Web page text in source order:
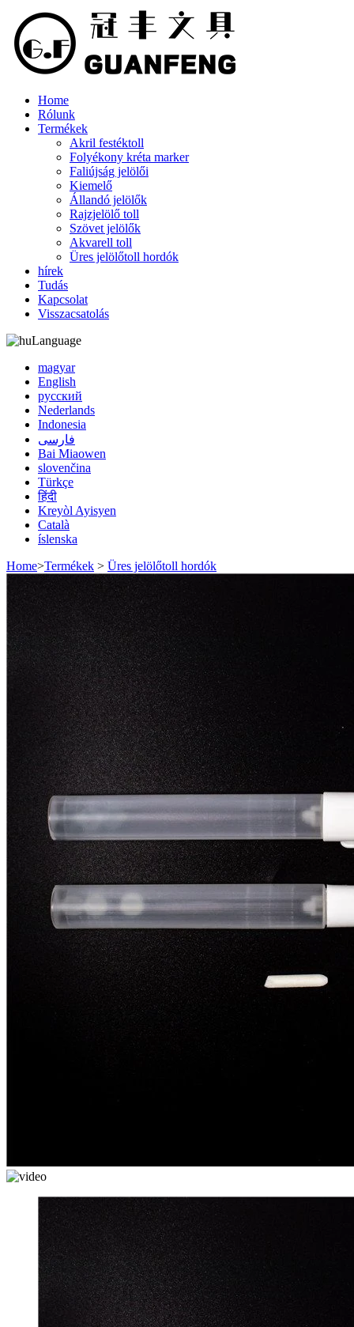
Home
Rólunk
Termékek
Akril festéktoll
Folyékony kréta marker
Faliújság jelölői
Kiemelő
Állandó jelölők
Rajzjelölő toll
Szövet jelölők
Akvarell toll
Üres jelölőtoll hordók
hírek
Tudás
Kapcsolat
Visszacsatolás
Language
magyar
English
русский
Nederlands
Indonesia
فارسی
Bai Miaowen
slovenčina
Türkçe
हिंदी
Kreyòl Ayisyen
Català
íslenska
Home>Termékek > Üres jelölőtoll hordók